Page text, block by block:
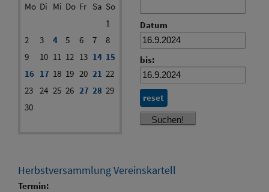
Mo Di Mi Do Fr Sa So
1
2
3 4 5 6 7
8
9
10 11 12 13 14 15
16 17 18 19 20 21 22
23 24 25 26 27 28 29
30
Datum
bis:
reset
Herbstversammlung Vereinskartell
Termin: